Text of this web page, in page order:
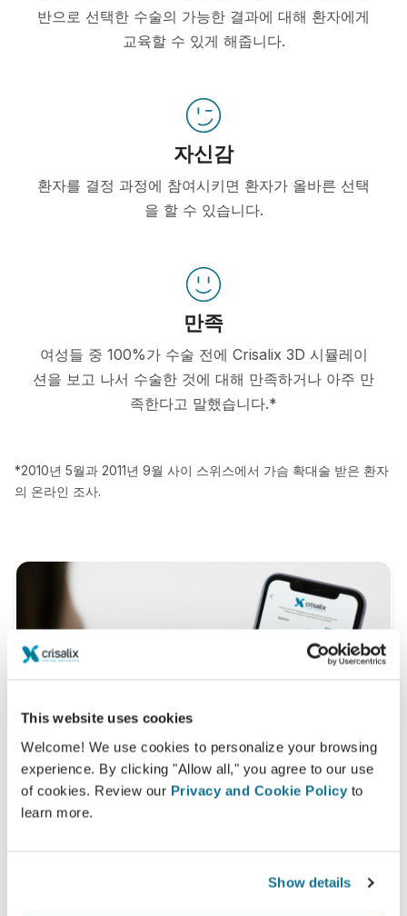
This website uses cookies
Welcome! We use cookies to personalize your browsing
experience. By clicking "Allow all," you agree to our use
of cookies. Review our Privacy and Cookie Policy to
learn more.
Show details
반으로 선택한 수술의 가능한 결과에 대해 환자에게
교육할 수 있게 해줍니다.
자신감
환자를 결정 과정에 참여시키면 환자가 올바른 선택
을 할 수 있습니다.
만족
여성들 중 100%가 수술 전에 Crisalix 3D 시뮬레이
션을 보고 나서 수술한 것에 대해 만족하거나 아주 만
족한다고 말했습니다.*
*2010년 5월과 2011년 9월 사이 스위스에서 가슴 확대술 받은 환자
의 온라인 조사.